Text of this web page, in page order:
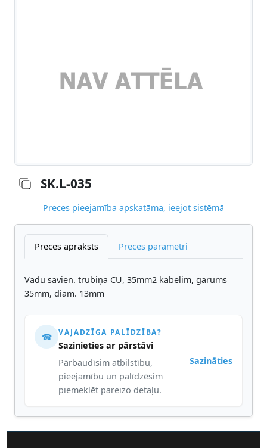
SK.L-035
Preces pieejamība apskatāma, ieejot sistēmā
Preces apraksts Preces parametri
Vadu savien. trubiņa CU, 35mm2 kabelim, garums
35mm, diam. 13mm
☎ VAJADZĪGA PALĪDZĪBA?
Sazinieties ar pārstāvi
Pārbaudīsim atbilstību,
pieejamību un palīdzēsim
piemeklēt pareizo detaļu.
Sazināties